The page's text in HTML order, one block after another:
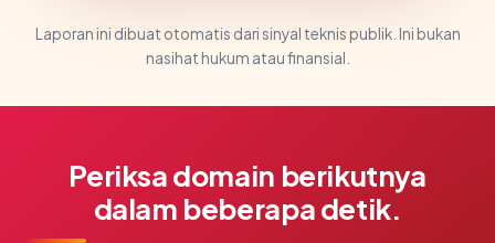
Laporan ini dibuat otomatis dari sinyal teknis publik. Ini bukan
nasihat hukum atau finansial.
Periksa domain berikutnya
dalam beberapa detik.